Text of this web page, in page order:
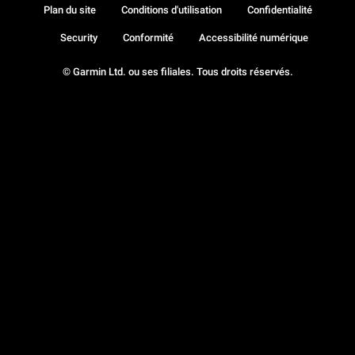
© Garmin Ltd. ou ses filiales. Tous droits réservés.
Plan du site Conditions d'utilisation Confidentialité
Security Conformité Accessibilité numérique